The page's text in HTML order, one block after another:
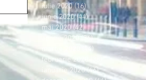
iulie 2020 (16)16 postări
iunie 2020 (44)44 postări
mai 2020 (42)42 postări
aprilie 2020 (36)36 postări
martie 2020
(44) 44 postări
februarie 2020
38 postări
ianuarie 2020 (46)46 postări